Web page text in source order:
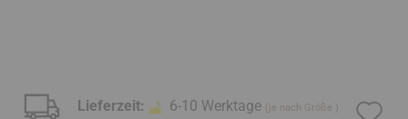
Lieferzeit: 6-10 Werktage (je nach Größe )